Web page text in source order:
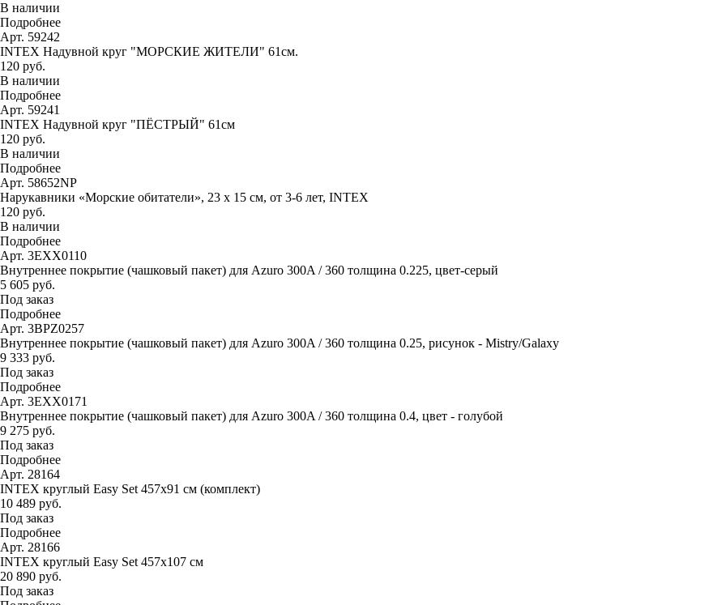
В наличии
Подробнее
Арт. 59242
INTEX Надувной круг "МОРСКИЕ ЖИТЕЛИ" 61см.
120 руб.
В наличии
Подробнее
Арт. 59241
INTEX Надувной круг "ПЁСТРЫЙ" 61см
120 руб.
В наличии
Подробнее
Арт. 58652NP
Нарукавники «Морские обитатели», 23 х 15 см, от 3-6 лет, INTEX
120 руб.
В наличии
Подробнее
Арт. 3EXX0110
Внутреннее покрытие (чашковый пакет) для Azuro 300A / 360 толщина 0.225, цвет-серый
5 605 руб.
Под заказ
Подробнее
Арт. 3BPZ0257
Внутреннее покрытие (чашковый пакет) для Azuro 300A / 360 толщина 0.25, рисунок - Mistry/Galaxy
9 333 руб.
Под заказ
Подробнее
Арт. 3EXX0171
Внутреннее покрытие (чашковый пакет) для Azuro 300A / 360 толщина 0.4, цвет - голубой
9 275 руб.
Под заказ
Подробнее
Арт. 28164
INTEX круглый Easy Set 457х91 см (комплект)
10 489 руб.
Под заказ
Подробнее
Арт. 28166
INTEX круглый Easy Set 457х107 см
20 890 руб.
Под заказ